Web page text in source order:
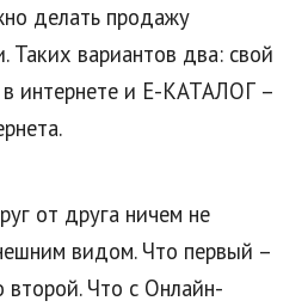
делать продажу
Таких вариантов два: свой
и Е-КАТАЛОГ –
от друга ничем не
видом. Что первый –
второй. Что с Онлайн-